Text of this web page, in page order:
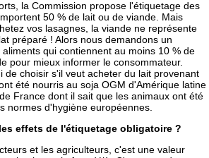
la Commission propose l'étiquetage des
50 % de lait ou de viande. Mais
vos lasagnes, la viande ne représente
préparé ! Alors nous demandons un
qui contiennent au moins 10 % de
pour mieux informer le consommateur.
de choisir s'il veut acheter du lait provenant
été nourris au soja OGM d'Amérique latine
France dont il sait que les animaux ont été
normes d'hygiène européennes.
effets de l'étiquetage obligatoire ?
et les agriculteurs, c'est une valeur